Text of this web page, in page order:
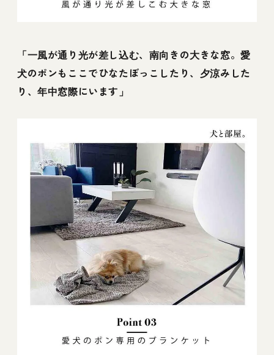
「一風が通り光が差し込む、南向きの大きな窓。愛
犬のポンもここでひなたぼっこしたり、夕涼みした
り、年中窓際にいます」